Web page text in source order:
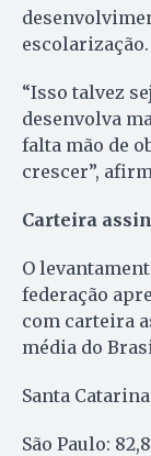
escolarização.
“Isso talvez
desenvolva
falta mão de
crescer”,
Carteira
O
federação
com carteira
média do
Santa
São Paulo: